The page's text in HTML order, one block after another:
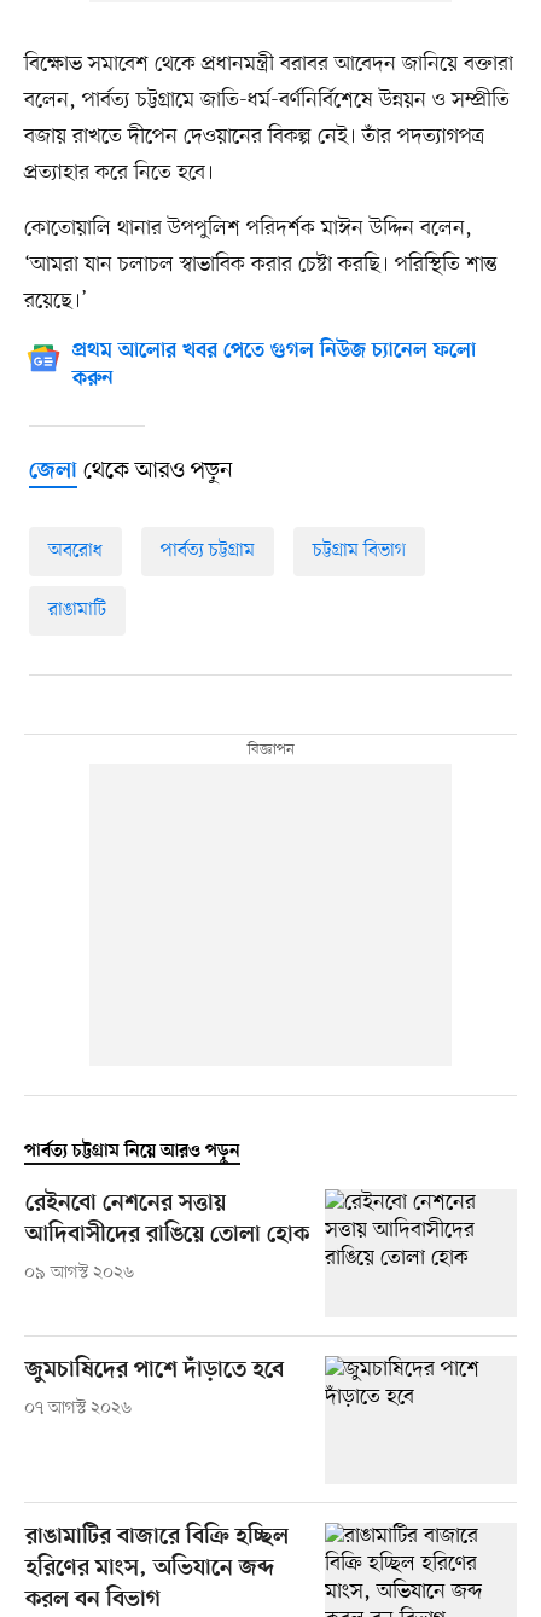
বিক্ষোভ সমাবেশ থেকে প্রধানমন্ত্রী বরাবর আবেদন জানিয়ে বক্তারা
বলেন, পার্বত্য চট্টগ্রামে জাতি-ধর্ম-বর্ণনির্বিশেষে উন্নয়ন ও সম্প্রীতি
বজায় রাখতে দীপেন দেওয়ানের বিকল্প নেই। তাঁর পদত্যাগপত্র
প্রত্যাহার করে নিতে হবে।
কোতোয়ালি থানার উপপুলিশ পরিদর্শক মাঈন উদ্দিন বলেন,
‘আমরা যান চলাচল স্বাভাবিক করার চেষ্টা করছি। পরিস্থিতি শান্ত
রয়েছে।’
প্রথম আলোর খবর পেতে গুগল নিউজ চ্যানেল ফলো
করুন
জেলাথেকে আরও পড়ুন
অবরোধ পার্বত্য চট্টগ্রাম চট্টগ্রাম বিভাগ
রাঙামাটি
পার্বত্য চট্টগ্রাম নিয়ে আরও পড়ুন
রেইনবো নেশনের সত্তায়
আদিবাসীদের রাঙিয়ে তোলা হোক
০৯ আগস্ট ২০২৬
জুমচাষিদের পাশে দাঁড়াতে হবে
০৭ আগস্ট ২০২৬
রাঙামাটির বাজারে বিক্রি হচ্ছিল
হরিণের মাংস, অভিযানে জব্দ
করল বন বিভাগ